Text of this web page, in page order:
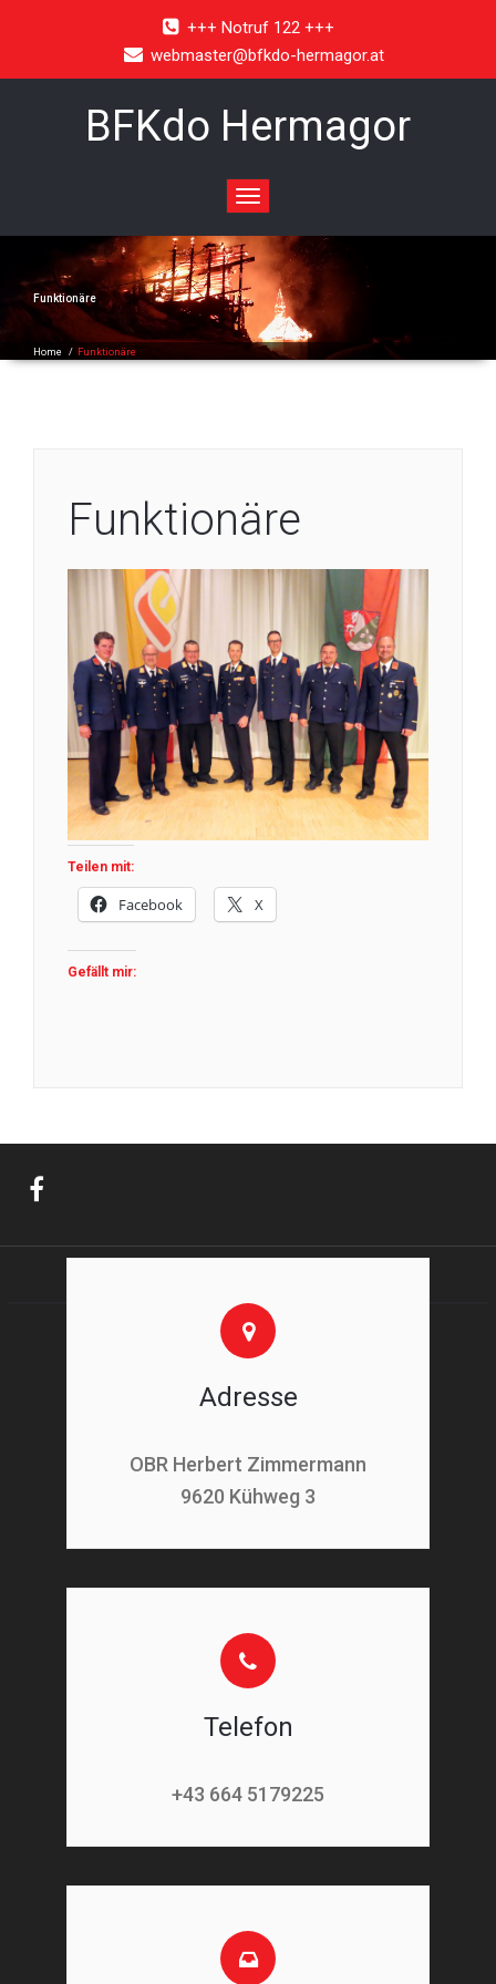
+++ Notruf 122 +++
webmaster@bfkdo-hermagor.at
BFKdo Hermagor
Toggle
navigation
Funktionäre
Home / Funktionäre
Funktionäre
Teilen mit:
Facebook X
Gefällt mir:
Adresse
OBR Herbert Zimmermann
9620 Kühweg 3
Telefon
+43 664 5179225